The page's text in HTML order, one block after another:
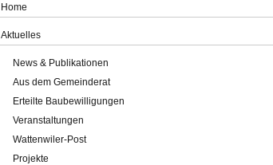
Home
Aktuelles
News & Publikationen
Aus dem Gemeinderat
Erteilte Baubewilligungen
Veranstaltungen
Wattenwiler-Post
Projekte